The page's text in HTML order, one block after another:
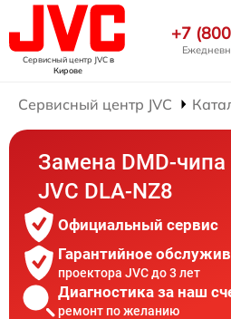
Сервисный центр JVCв
Кирове
+7
Сервисный центр JVC
Замена DMD-
JVC DLA-NZ8
Официальный сервис
Гарантийное
проектора JVC до 3 лет
Диагностика за наш
ремонт по желанию